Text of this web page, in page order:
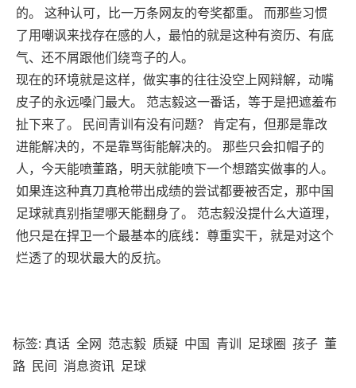
的。 这种认可，比一万条网友的夸奖都重。 而那些习惯
了用嘲讽来找存在感的人，最怕的就是这种有资历、有底
气、还不屑跟他们绕弯子的人。
现在的环境就是这样，做实事的往往没空上网辩解，动嘴
皮子的永远嗓门最大。 范志毅这一番话，等于是把遮羞布
扯下来了。 民间青训有没有问题？ 肯定有，但那是靠改
进能解决的，不是靠骂街能解决的。 那些只会扣帽子的
人，今天能喷董路，明天就能喷下一个想踏实做事的人。
如果连这种真刀真枪带出成绩的尝试都要被否定，那中国
足球就真别指望哪天能翻身了。 范志毅没提什么大道理，
他只是在捍卫一个最基本的底线：尊重实干，就是对这个
烂透了的现状最大的反抗。
标签: 真话 全网 范志毅 质疑 中国 青训 足球圈 孩子 董
路 民间 消息资讯 足球